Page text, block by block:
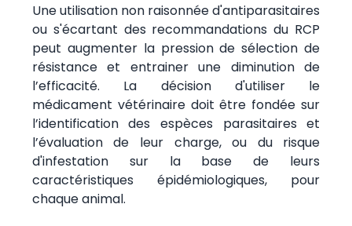
Une utilisation non raisonnée d'antiparasitaires
ou s'écartant des recommandations du RCP
peut augmenter la pression de sélection de
résistance et entrainer une diminution de
l’efficacité. La décision d'utiliser le
médicament vétérinaire doit être fondée sur
l’identification des espèces parasitaires et
l’évaluation de leur charge, ou du risque
d'infestation sur la base de leurs
caractéristiques épidémiologiques, pour
chaque animal.